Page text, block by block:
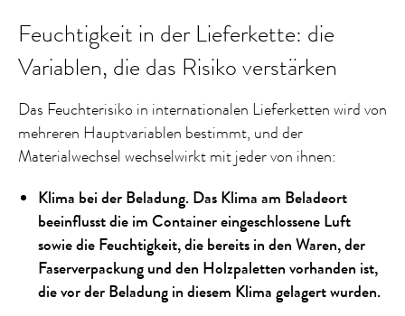
Feuchtigkeit in der Lieferkette: die
Variablen, die das Risiko verstärken
Das Feuchterisiko in internationalen Lieferketten wird von
mehreren Hauptvariablen bestimmt, und der
Materialwechsel wechselwirkt mit jeder von ihnen:
Klima bei der Beladung. Das Klima am Beladeort
beeinflusst die im Container eingeschlossene Luft
sowie die Feuchtigkeit, die bereits in den Waren, der
Faserverpackung und den Holzpaletten vorhanden ist,
die vor der Beladung in diesem Klima gelagert wurden.